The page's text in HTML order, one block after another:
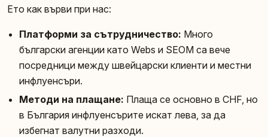
Ето как върви при нас:
Платформи за сътрудничество: Много
български агенции като Webs и SEOM са вече
посредници между швейцарски клиенти и местни
инфлуенсъри.
Методи на плащане: Плаща се основно в CHF, но
в България инфлуенсърите искат лева, за да
избегнат валутни разходи.